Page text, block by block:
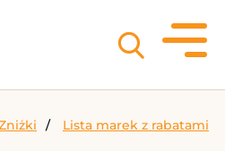
Lista marek z rabatami